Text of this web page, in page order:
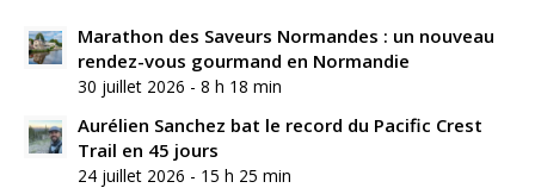
Marathon des Saveurs Normandes : un nouveau
rendez-vous gourmand en Normandie
30 juillet 2026 - 8 h 18 min
Aurélien Sanchez bat le record du Pacific Crest
Trail en 45 jours
24 juillet 2026 - 15 h 25 min